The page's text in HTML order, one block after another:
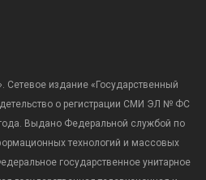
Сетевое издание «Государственный
о регистрации СМИ ЭЛ № ФС
Выдано Федеральной службой по
технологий и массовых
государственное унитарное